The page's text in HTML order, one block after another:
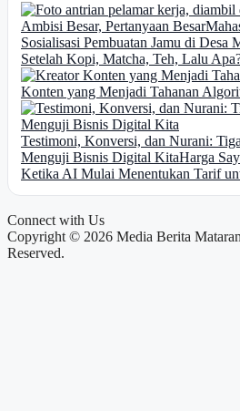
Ambisi Besar, Pertanyaan Besar
Sosialisasi Pembuatan Jamu di Desa
Setelah Kopi, Matcha, Teh, Lalu
Konten yang Menjadi Tahanan
Testimoni, Konversi, dan Nurani:
Menguji Bisnis Digital KitaHarga
Ketika AI Mulai Menentukan Tarif
Connect with Us
Copyright © 2026 Media Berita
Reserved.